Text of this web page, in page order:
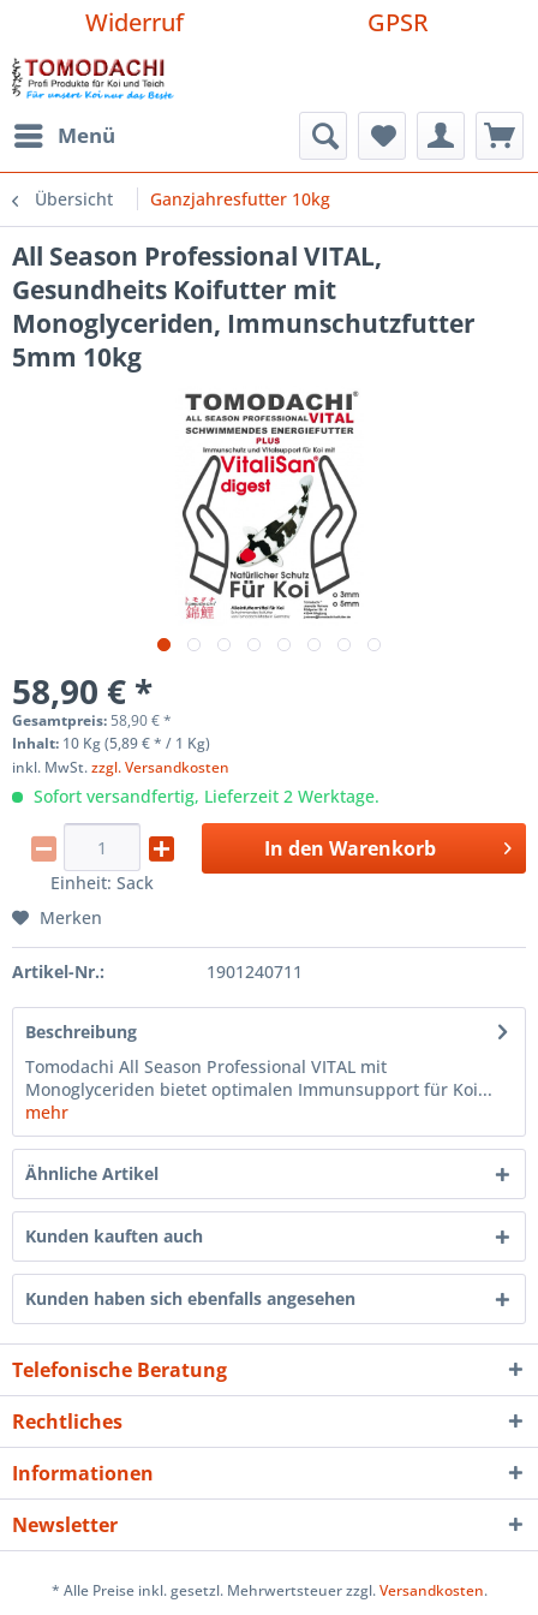
Widerruf GPSR
Menü
Übersicht Ganzjahresfutter 10kg
All Season Professional VITAL,
Gesundheits Koifutter mit
Monoglyceriden, Immunschutzfutter
5mm 10kg
58,90 € *
Gesamtpreis: 58,90€*
Inhalt: 10 Kg (5,89 € * / 1 Kg)
inkl. MwSt.zzgl. Versandkosten
Sofort versandfertig, Lieferzeit 2 Werktage.
Einheit: Sack
In den Warenkorb
Merken
Artikel-Nr.: 1901240711
Beschreibung
Tomodachi All Season Professional VITAL mit
Monoglyceriden bietet optimalen Immunsupport für Koi...
mehr
Ähnliche Artikel
Kunden kauften auch
Kunden haben sich ebenfalls angesehen
Telefonische Beratung
Rechtliches
Informationen
Newsletter
* Alle Preise inkl. gesetzl. Mehrwertsteuer zzgl.Versandkosten.